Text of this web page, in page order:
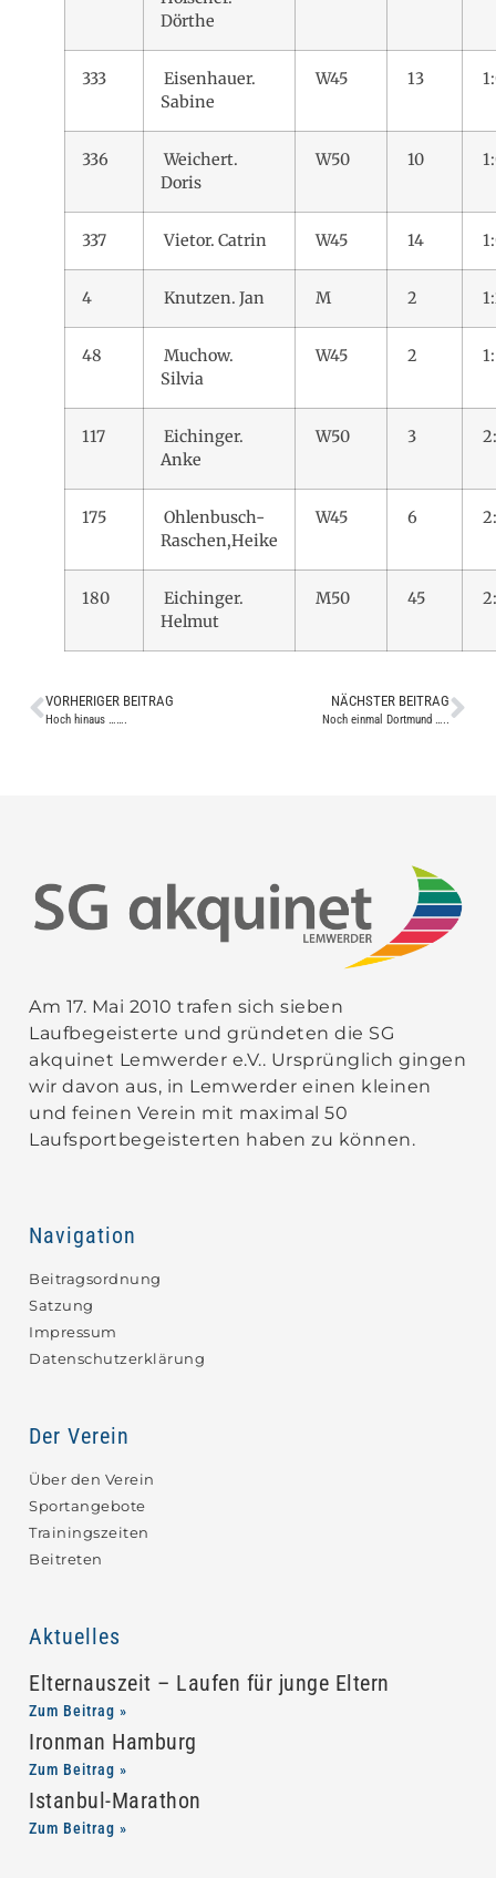
Dörthe
333
Eisenhauer.
Sabine
W45 13
336
Weichert.
Doris
W50 10
337 Vietor. Catrin W45 14
4 Knutzen. Jan M 2
48
Muchow.
Silvia
W45 2
117
Eichinger.
Anke
W50 3
175
Ohlenbusch-
Raschen,Heike
W45 6
180
Eichinger.
Helmut
M50 45
VORHERIGER BEITRAG
Hoch hinaus …….
NÄCHSTER BEITRAG
Noch einmal Dortmund …..
Am 17. Mai 2010 trafen sich sieben
Laufbegeisterte und gründeten die SG
akquinet Lemwerder e.V.. Ursprünglich gingen
wir davon aus, in Lemwerder einen kleinen
und feinen Verein mit maximal 50
Laufsportbegeisterten haben zu können.
Navigation
Beitragsordnung
Satzung
Impressum
Datenschutzerklärung
Der Verein
Über den Verein
Sportangebote
Trainingszeiten
Beitreten
Aktuelles
Elternauszeit – Laufen für junge Eltern
Zum Beitrag »
Ironman Hamburg
Zum Beitrag »
Istanbul-Marathon
Zum Beitrag »